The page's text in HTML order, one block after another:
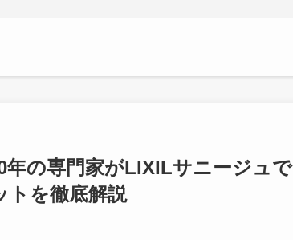
年の専門家がLIXILサニージュで
トを徹底解説